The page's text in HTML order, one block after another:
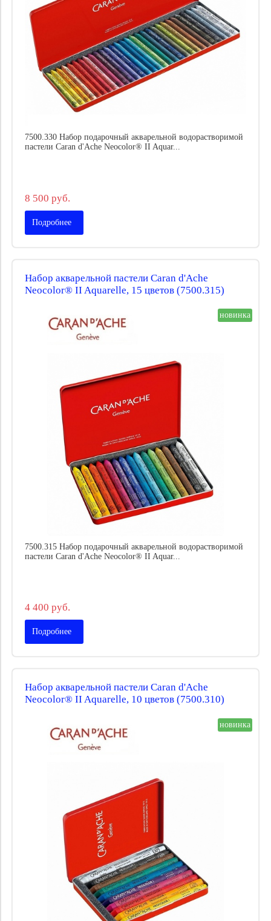
7500.330 Набор подарочный акварельной водорастворимой
пастели Caran d'Ache Neocolor® II Aquar...
8 500 руб.
Подробнее
Набор акварельной пастели Caran d'Ache
Neocolor® II Aquarelle, 15 цветов (7500.315)
новинка
7500.315 Набор подарочный акварельной водорастворимой
пастели Caran d'Ache Neocolor® II Aquar...
4 400 руб.
Подробнее
Набор акварельной пастели Caran d'Ache
Neocolor® II Aquarelle, 10 цветов (7500.310)
новинка